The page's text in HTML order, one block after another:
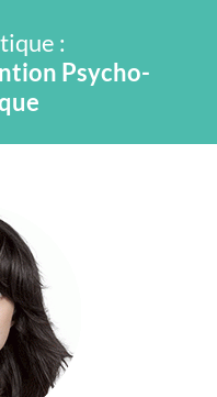
:
Psycho-